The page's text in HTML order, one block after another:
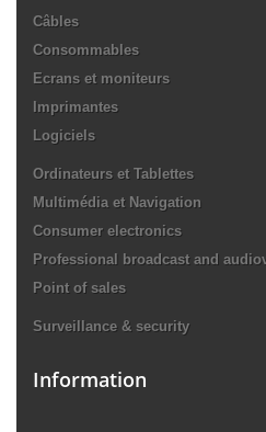
Câbles
Consommables
Ecrans et moniteurs
Imprimantes
Logiciels
Ordinateurs et Tablettes
Multimédia et Navigation
Consumer electronics
Professional broadcast and
Point of sales
Surveillance & security
Information